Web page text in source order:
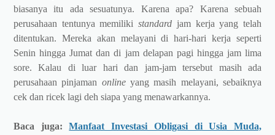
biasanya itu ada sesuatunya. Karena apa? Karena sebuah
perusahaan tentunya memilikistandard jam kerja yang telah
ditentukan. Mereka akan melayani di hari-hari kerja seperti
Senin hingga Jumat dan di jam delapan pagi hingga jam lima
sore. Kalau di luar hari dan jam-jam tersebut masih ada
perusahaan pinjaman onlineyang masih melayani, sebaiknya
cek dan ricek lagi deh siapa yang menawarkannya.
Baca juga:Manfaat Investasi Obligasi di Usia Muda,